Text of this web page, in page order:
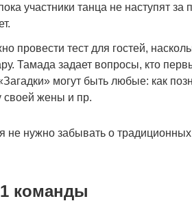
участники танца не наступят
провести тест для гостей,
Тамада задает вопросы, кто
могут быть любые: как
своей жены и пр.
не нужно забывать о традиционных
команды